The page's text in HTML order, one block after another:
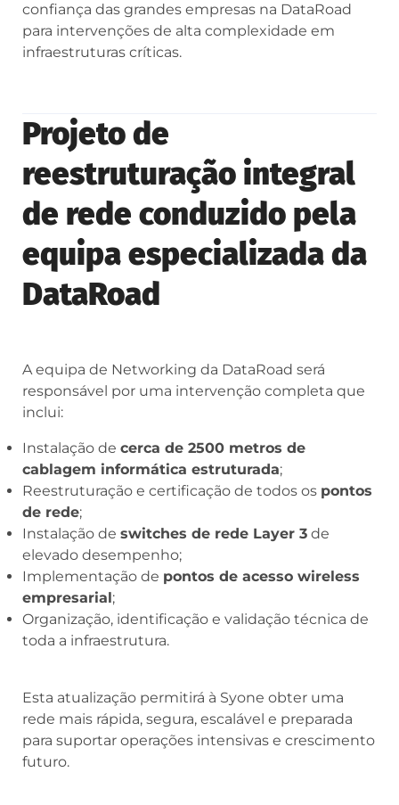
confiança das grandes empresas na DataRoad
para intervenções de alta complexidade em
infraestruturas críticas.
Projeto de
reestruturação integral
de rede conduzido pela
equipa especializada da
DataRoad
A equipa de Networking da DataRoad será
responsável por uma intervenção completa que
inclui:
Instalação de cerca de 2500 metros de
cablagem informática estruturada;
Reestruturação e certificação de todos os pontos
de rede;
Instalação de switches de rede Layer 3 de
elevado desempenho;
Implementação de pontos de acesso wireless
empresarial;
Organização, identificação e validação técnica de
toda a infraestrutura.
Esta atualização permitirá à Syone obter uma
rede mais rápida, segura, escalável e preparada
para suportar operações intensivas e crescimento
futuro.